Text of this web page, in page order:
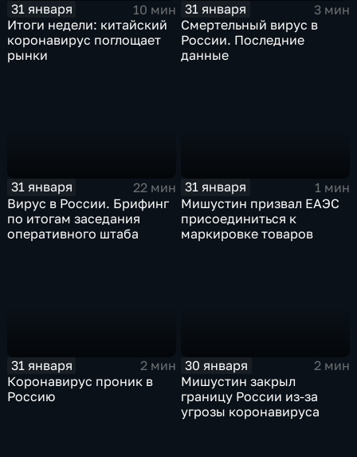
31 января
10 мин
Итоги недели: китайский
коронавирус поглощает
рынки
31 января
3 мин
Смертельный вирус в
России. Последние
данные
31 января
22 мин
Вирус в России. Брифинг
по итогам заседания
оперативного штаба
31 января
1 мин
Мишустин призвал ЕАЭС
присоединиться к
маркировке товаров
31 января
2 мин
Коронавирус проник в
Россию
30 января
2 мин
Мишустин закрыл
границу России из-за
угрозы коронавируса